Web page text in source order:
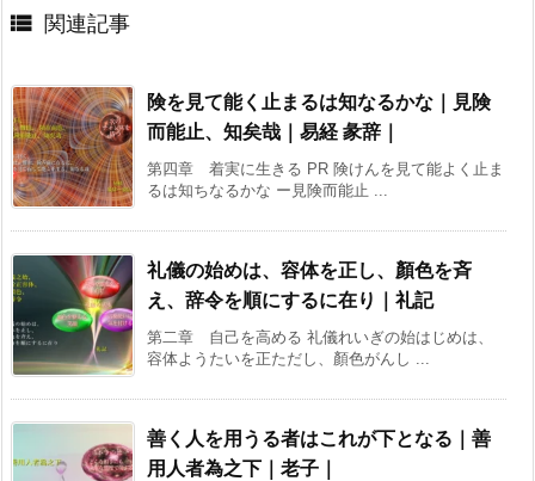
 関連記事
険を見て能く止まるは知なるかな｜見険
而能止、知矣哉｜易経 彖辞｜
第四章 着実に生きる PR 険けんを見て能よく止ま
るは知ちなるかな ー見険而能止 ...
礼儀の始めは、容体を正し、顏色を斉
え、辞令を順にするに在り｜礼記
第二章 自己を高める 礼儀れいぎの始はじめは、
容体ようたいを正ただし、顏色がんし ...
善く人を用うる者はこれが下となる｜善
用人者為之下｜老子｜